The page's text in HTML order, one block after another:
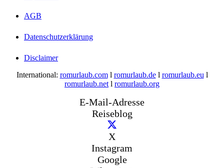
AGB
Datenschutzerklärung
Disclaimer
International: romurlaub.coml romurlaub.del romurlaub.eu l
romurlaub.net l romurlaub.org
E-Mail-Adresse
Reiseblog
X
Instagram
Google